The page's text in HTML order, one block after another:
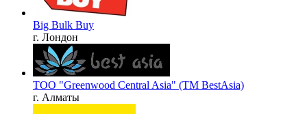
Big Bulk Buy
г. Лондон
ТОО "Greenwood Central Asia" (ТМ BestAsia)
г. Алматы